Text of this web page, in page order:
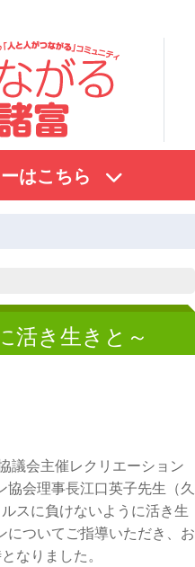
はこちら
活き生きと～
議会主催レクリエーション
会理事長江口英子先生（久
スに負けないように活き生
についてご指導いただき、お
なりました。